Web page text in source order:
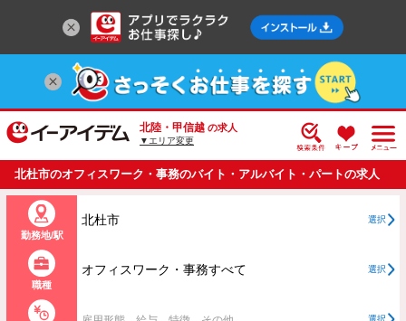
北陸・甲信越 の求人
▼エリア変更
北杜市のオフィスワーク・事務のバイト・アルバイト・パートの求人
情報一覧
勤務地/駅
北杜市 選択
職種
オフィスワーク・事務すべて 選択
選択